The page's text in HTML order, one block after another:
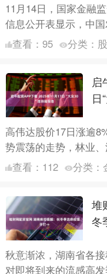
11月14日，国家金融
信息公开表显示，中
任人因项目资本金审
查看： 95 分类：
启
日
高伟达股价17日涨逾
势震荡的走势，林业
业、光伏设备、生物
查看： 112 分类：
堆
冬
秋意渐浓，湖南省各
对即将到来的流感高